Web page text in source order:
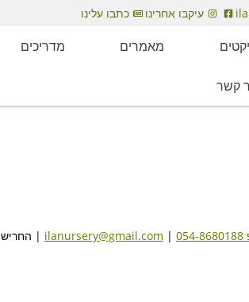
עיקבו אחרינו כתבו עלינו
מאמרים מדריכים
קשר
|
ilanursery@gmail.com | החריש 37, נווה מבטח